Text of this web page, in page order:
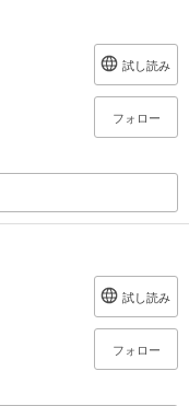
試し読み
フォロー
試し読み
フォロー